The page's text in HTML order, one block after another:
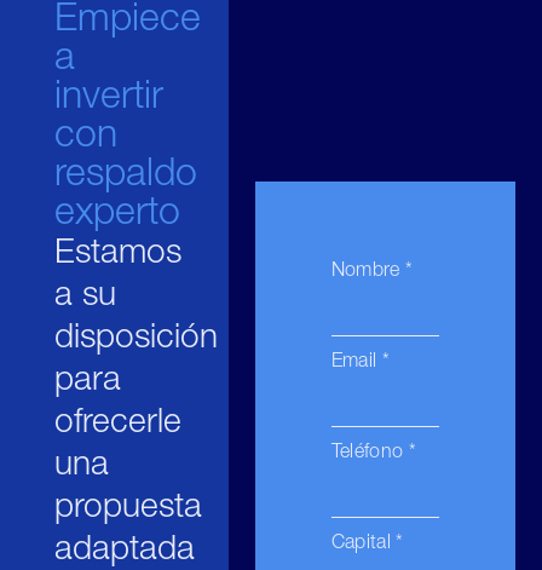
Empiece
a
invertir
con
respaldo
experto
Estamos
a su
disposición
para
ofrecerle
una
propuesta
adaptada
Nombre *
Email *
Teléfono *
Capital *